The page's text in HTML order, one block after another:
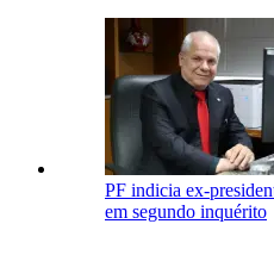
PF indicia ex-
em segundo inquérito